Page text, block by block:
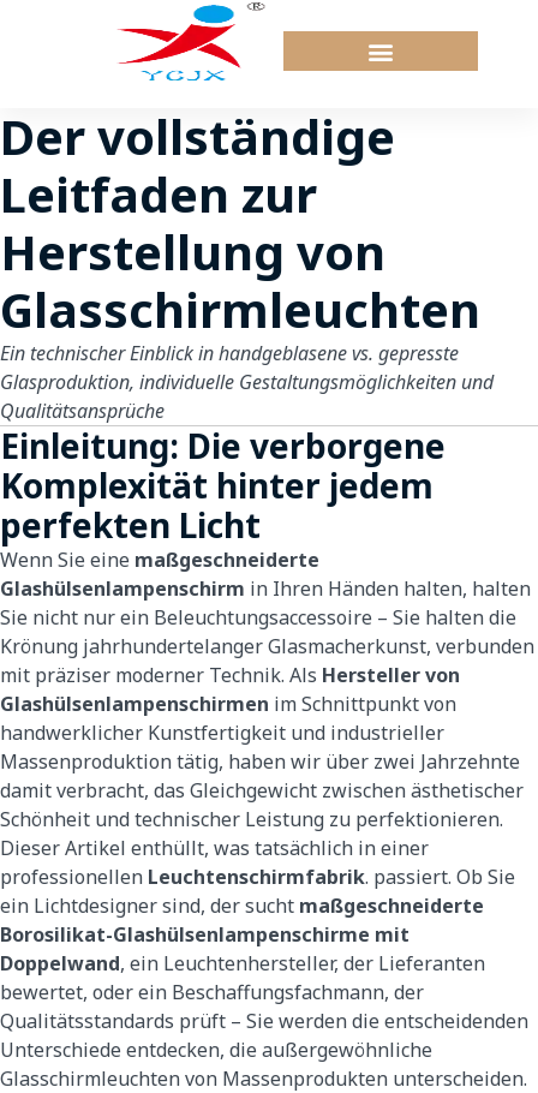
Der vollständige
Leitfaden zur
Herstellung von
Glasschirmleuchten
Ein technischer Einblick in handgeblasene vs. gepresste
Glasproduktion, individuelle Gestaltungsmöglichkeiten und
Qualitätsansprüche
Einleitung: Die verborgene
Komplexität hinter jedem
perfekten Licht
Wenn Sie eine maßgeschneiderte
Glashülsenlampenschirm in Ihren Händen halten, halten
Sie nicht nur ein Beleuchtungsaccessoire – Sie halten die
Krönung jahrhundertelanger Glasmacherkunst, verbunden
mit präziser moderner Technik. Als Hersteller von
Glashülsenlampenschirmen im Schnittpunkt von
handwerklicher Kunstfertigkeit und industrieller
Massenproduktion tätig, haben wir über zwei Jahrzehnte
damit verbracht, das Gleichgewicht zwischen ästhetischer
Schönheit und technischer Leistung zu perfektionieren.
Dieser Artikel enthüllt, was tatsächlich in einer
professionellen Leuchtenschirmfabrik. passiert. Ob Sie
ein Lichtdesigner sind, der sucht maßgeschneiderte
Borosilikat-Glashülsenlampenschirme mit
Doppelwand, ein Leuchtenhersteller, der Lieferanten
bewertet, oder ein Beschaffungsfachmann, der
Qualitätsstandards prüft – Sie werden die entscheidenden
Unterschiede entdecken, die außergewöhnliche
Glasschirmleuchten von Massenprodukten unterscheiden.